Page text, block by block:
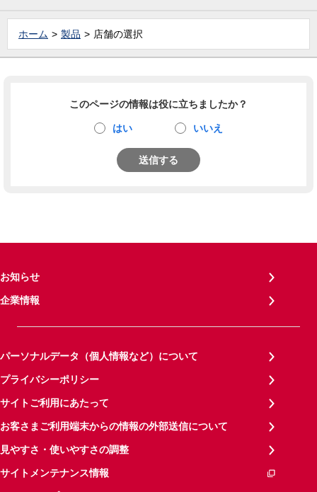
ホーム 製品 店舗の選択
このページの情報は役に立ちましたか？
はい いいえ
送信する
お知らせ
企業情報
パーソナルデータ（個人情報など）について
プライバシーポリシー
サイトご利用にあたって
お客さまご利用端末からの情報の外部送信について
見やすさ・使いやすさの調整
サイトメンテナンス情報